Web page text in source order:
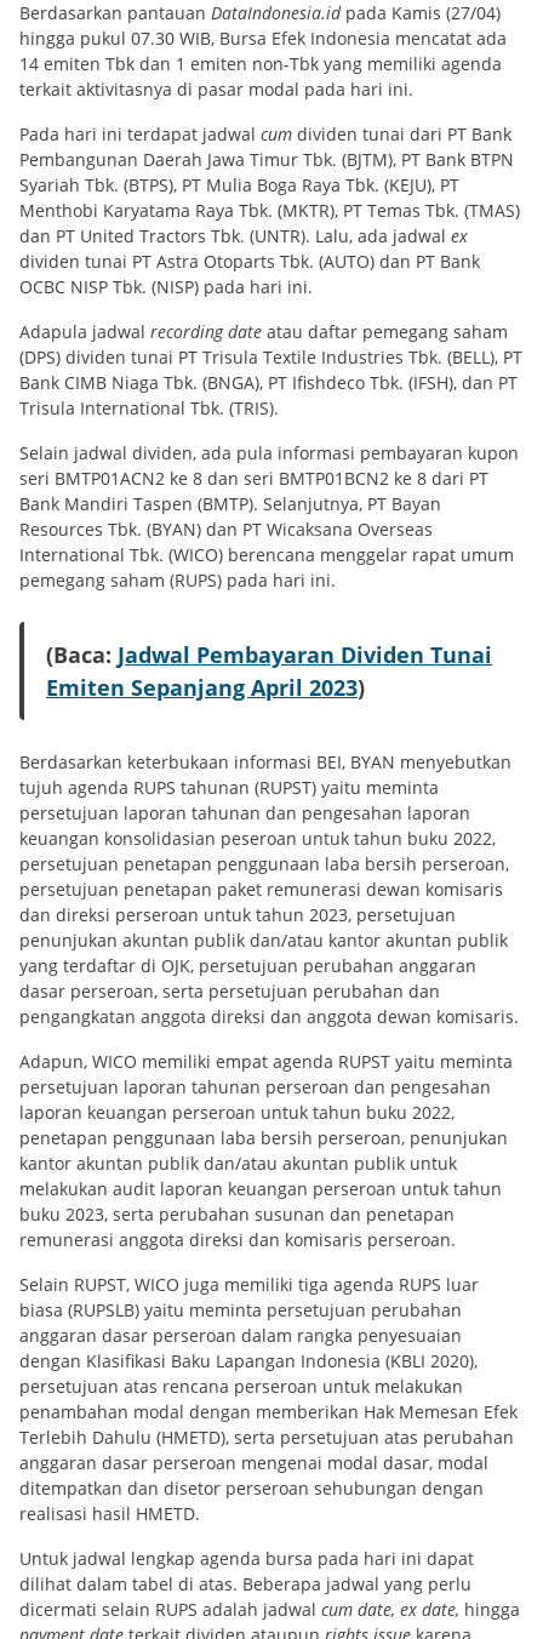
Berdasarkan pantauan DataIndonesia.idpada Kamis (27/04)
hingga pukul 07.30 WIB, Bursa Efek Indonesia mencatat ada
14 emiten Tbk dan 1 emiten non-Tbk yang memiliki agenda
terkait aktivitasnya di pasar modal pada hari ini.
Pada hari ini terdapat jadwal cum dividen tunai dari PT Bank
Pembangunan Daerah Jawa Timur Tbk. (BJTM), PT Bank BTPN
Syariah Tbk. (BTPS), PT Mulia Boga Raya Tbk. (KEJU), PT
Menthobi Karyatama Raya Tbk. (MKTR), PT Temas Tbk. (TMAS)
dan PT United Tractors Tbk. (UNTR). Lalu, ada jadwal ex
dividen tunai PT Astra Otoparts Tbk. (AUTO) dan PT Bank
OCBC NISP Tbk. (NISP) pada hari ini.
Adapula jadwal recording date atau daftar pemegang saham
(DPS) dividen tunai PT Trisula Textile Industries Tbk. (BELL), PT
Bank CIMB Niaga Tbk. (BNGA), PT Ifishdeco Tbk. (IFSH), dan PT
Trisula International Tbk. (TRIS).
Selain jadwal dividen, ada pula informasi pembayaran kupon
seri BMTP01ACN2 ke 8 dan seri BMTP01BCN2 ke 8 dari PT
Bank Mandiri Taspen (BMTP). Selanjutnya, PT Bayan
Resources Tbk. (BYAN) dan PT Wicaksana Overseas
International Tbk. (WICO) berencana menggelar rapat umum
pemegang saham (RUPS) pada hari ini.
(Baca: Jadwal Pembayaran Dividen Tunai
Emiten Sepanjang April 2023)
Berdasarkan keterbukaan informasi BEI, BYAN menyebutkan
tujuh agenda RUPS tahunan (RUPST) yaitu meminta
persetujuan laporan tahunan dan pengesahan laporan
keuangan konsolidasian peseroan untuk tahun buku 2022,
persetujuan penetapan penggunaan laba bersih perseroan,
persetujuan penetapan paket remunerasi dewan komisaris
dan direksi perseroan untuk tahun 2023, persetujuan
penunjukan akuntan publik dan/atau kantor akuntan publik
yang terdaftar di OJK, persetujuan perubahan anggaran
dasar perseroan, serta persetujuan perubahan dan
pengangkatan anggota direksi dan anggota dewan komisaris.
Adapun, WICO memiliki empat agenda RUPST yaitu meminta
persetujuan laporan tahunan perseroan dan pengesahan
laporan keuangan perseroan untuk tahun buku 2022,
penetapan penggunaan laba bersih perseroan, penunjukan
kantor akuntan publik dan/atau akuntan publik untuk
melakukan audit laporan keuangan perseroan untuk tahun
buku 2023, serta perubahan susunan dan penetapan
remunerasi anggota direksi dan komisaris perseroan.
Selain RUPST, WICO juga memiliki tiga agenda RUPS luar
biasa (RUPSLB) yaitu meminta persetujuan perubahan
anggaran dasar perseroan dalam rangka penyesuaian
dengan Klasifikasi Baku Lapangan Indonesia (KBLI 2020),
persetujuan atas rencana perseroan untuk melakukan
penambahan modal dengan memberikan Hak Memesan Efek
Terlebih Dahulu (HMETD), serta persetujuan atas perubahan
anggaran dasar perseroan mengenai modal dasar, modal
ditempatkan dan disetor perseroan sehubungan dengan
realisasi hasil HMETD.
Untuk jadwal lengkap agenda bursa pada hari ini dapat
dilihat dalam tabel di atas. Beberapa jadwal yang perlu
dicermati selain RUPS adalah jadwal cum date, ex date, hingga